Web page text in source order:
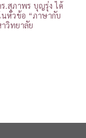
.สุภาพร บุญรุ่ง ได้
หัวข้อ “ภาษากับ
วิทยาลัย